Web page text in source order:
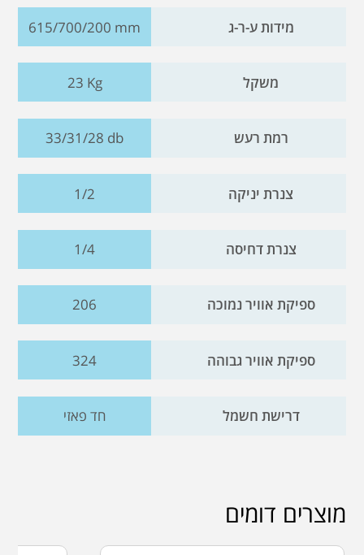
מידות ע-ר-ג 615/700/200 mm
משקל 23 Kg
רמת רעש 33/31/28 db
צנרת יניקה 1/2
צנרת דחיסה 1/4
ספיקת אוויר נמוכה 206
ספיקת אוויר גבוהה 324
דרישת חשמל חד פאזי
מוצרים דומים